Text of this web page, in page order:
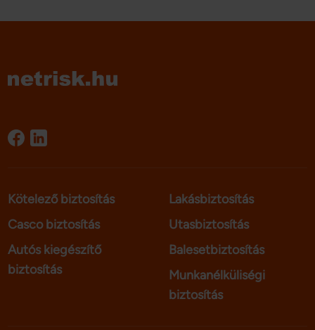
Kötelező biztosítás
Casco biztosítás
Autós kiegészítő
biztosítás
Lakásbiztosítás
Utasbiztosítás
Balesetbiztosítás
Munkanélküliségi
biztosítás